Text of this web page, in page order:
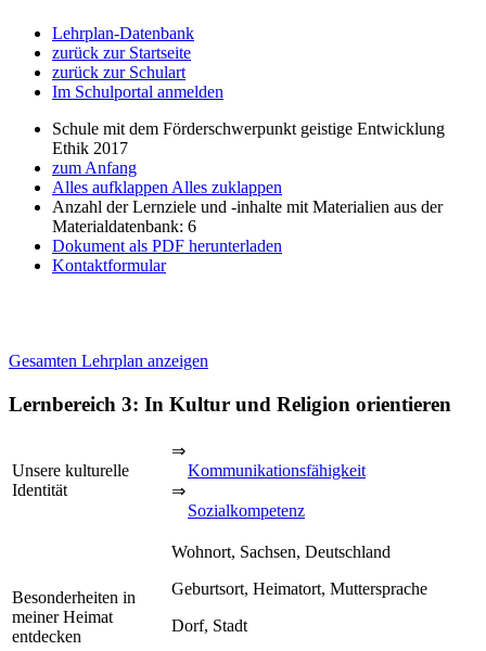
Lehrplan-Datenbank
zurück zur Startseite
zurück zur Schulart
Im Schulportal anmelden
Schule mit dem Förderschwerpunkt geistige Entwicklung
Ethik 2017
zum Anfang
Alles aufklappen Alles zuklappen
Anzahl der Lernziele und -inhalte mit Materialien aus der
Materialdatenbank: 6
Dokument als PDF herunterladen
Kontaktformular
Gesamten Lehrplan anzeigen
Lernbereich 3: In Kultur und Religion orientieren
Unsere kulturelle
Identität
⇒
Kommunikationsfähigkeit
⇒
Sozialkompetenz
Besonderheiten in
meiner Heimat
entdecken
Wohnort, Sachsen, Deutschland
Geburtsort, Heimatort, Muttersprache
Dorf, Stadt